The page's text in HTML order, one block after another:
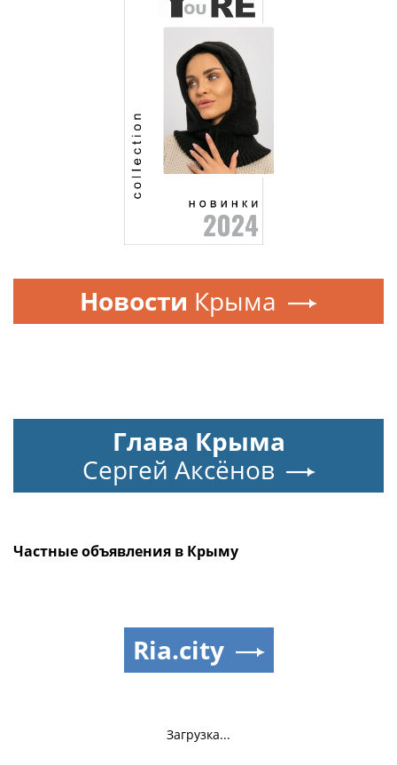
Новости Крыма
Глава Крыма
Сергей Аксёнов
Частные объявления в Крыму
Загрузка...
Ria.city